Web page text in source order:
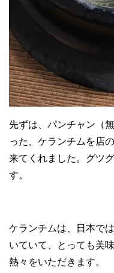
先ずは、パンチャン（
った、ケランチムを店
来てくれました。グツ
す。
ケランチムは、日本で
いていて、とっても美
熱々をいただきます。